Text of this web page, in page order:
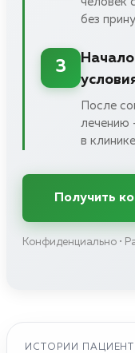
без
3
После
лечению
в
Получить
Конфиденциально •
ИСТОРИИ